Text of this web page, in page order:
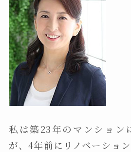
私は築23年のマンション
が、4年前にリノベーショ